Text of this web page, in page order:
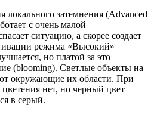
локального затемнения (Advanced
с очень малой
ситуацию, а скорее создает
режима «Высокий»
но платой за это
(blooming). Светлые объекты на
окружающие их области. При
нет, но черный цвет
в серый.